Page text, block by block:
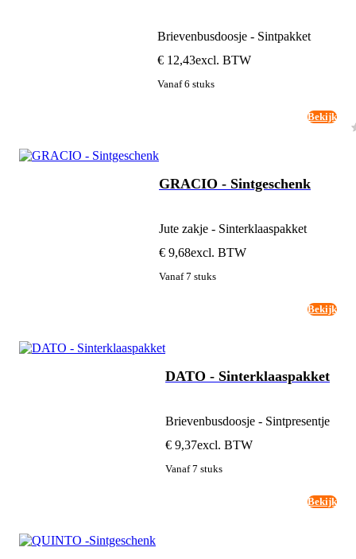
Brievenbusdoosje - Sintpakket
€ 12,43excl. BTW
Vanaf 6 stuks
Bekijk
GRACIO - Sintgeschenk
Jute zakje - Sinterklaaspakket
€ 9,68excl. BTW
Vanaf 7 stuks
Bekijk
DATO - Sinterklaaspakket
Brievenbusdoosje - Sintpresentje
€ 9,37excl. BTW
Vanaf 7 stuks
Bekijk